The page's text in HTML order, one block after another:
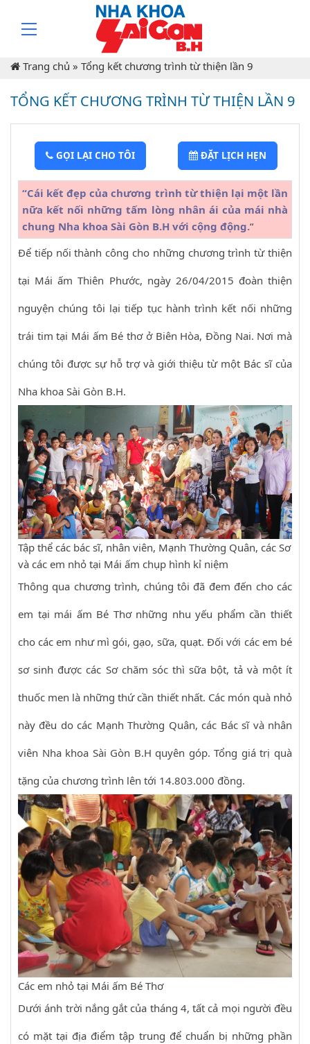
Trang chủ » Tổng kết chương trình từ thiện lần 9
TỔNG KẾT CHƯƠNG TRÌNH TỪ THIỆN LẦN 9
GỌI LẠI CHO TÔI ĐẶT LỊCH HẸN
“Cái kết đẹp của chương trình từ thiện lại một lần
nữa kết nối những tấm lòng nhân ái của mái nhà
chung Nha khoa Sài Gòn B.H với cộng động.“
Để tiếp nối thành công cho những chương trình từ thiện
tại Mái ấm Thiên Phước, ngày 26/04/2015 đoàn thiện
nguyện chúng tôi lại tiếp tục hành trình kết nối những
trái tim tại Mái ấm Bé thơ ở Biên Hòa, Đồng Nai. Nơi mà
chúng tôi được sự hỗ trợ và giới thiệu từ một Bác sĩ của
Nha khoa Sài Gòn B.H.
Tập thể các bác sĩ, nhân viên, Mạnh Thường Quân, các Sơ
và các em nhỏ tại Mái ấm chụp hình kỉ niệm
Thông qua chương trình, chúng tôi đã đem đến cho các
em tại mái ấm Bé Thơ những nhu yếu phẩm cần thiết
cho các em như mì gói, gạo, sữa, quạt. Đối với các em bé
sơ sinh được các Sơ chăm sóc thì sữa bột, tả và một ít
thuốc men là những thứ cần thiết nhất. Các món quà nhỏ
này đều do các Mạnh Thường Quân, các Bác sĩ và nhân
viên Nha khoa Sài Gòn B.H quyên góp. Tổng giá trị quà
tặng của chương trình lên tới 14.803.000 đồng.
Các em nhỏ tại Mái ấm Bé Thơ
Dưới ánh trời nắng gắt của tháng 4, tất cả mọi người đều
có mặt tại địa điểm tập trung để chuẩn bị những phần